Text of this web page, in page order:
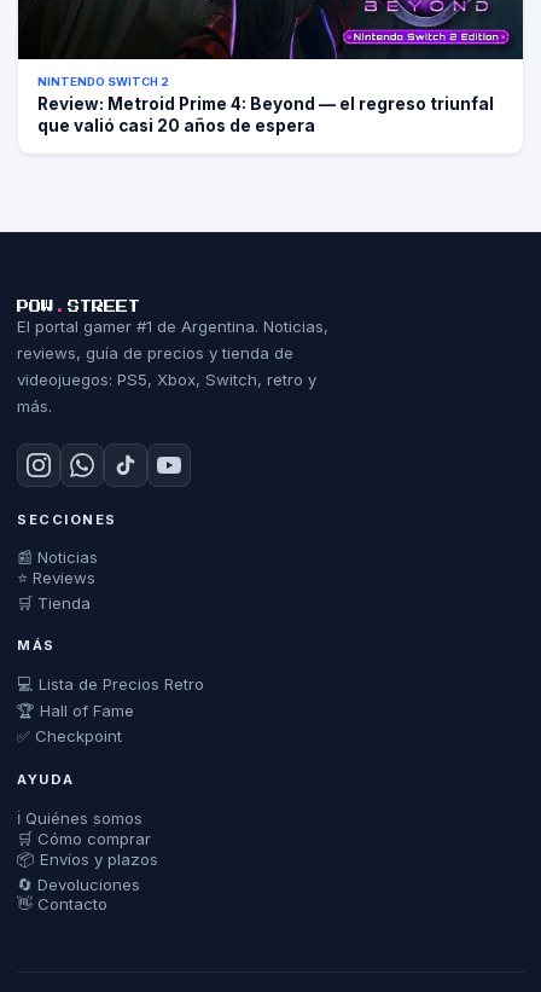
NINTENDO SWITCH 2
Review: Metroid Prime 4: Beyond — el regreso triunfal
que valió casi 20 años de espera
POW . STREET
El portal gamer #1 de Argentina. Noticias,
reviews, guía de precios y tienda de
videojuegos: PS5, Xbox, Switch, retro y
más.
SECCIONES
📰 Noticias
⭐ Reviews
🛒 Tienda
MÁS
💻 Lista de Precios Retro
🏆 Hall of Fame
✅ Checkpoint
AYUDA
ℹ️ Quiénes somos
🛒 Cómo comprar
📦 Envíos y plazos
🔄 Devoluciones
👋 Contacto